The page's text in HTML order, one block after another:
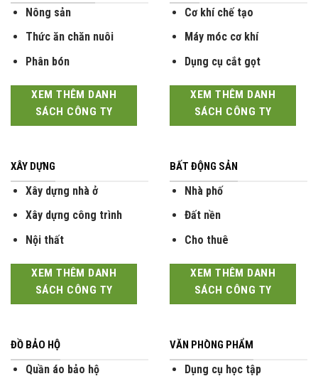
Nông sản
Thức ăn chăn nuôi
Phân bón
XEM THÊM DANH
SÁCH CÔNG TY
Cơ khí chế tạo
Máy móc cơ khí
Dụng cụ cắt gọt
XEM THÊM DANH
SÁCH CÔNG TY
XÂY DỰNG
Xây dựng nhà ở
Xây dựng công trình
Nội thất
XEM THÊM DANH
SÁCH CÔNG TY
BẤT ĐỘNG SẢN
Nhà phố
Đất nền
Cho thuê
XEM THÊM DANH
SÁCH CÔNG TY
ĐỒ BẢO HỘ
Quần áo bảo hộ
VĂN PHÒNG PHẨM
Dụng cụ học tập